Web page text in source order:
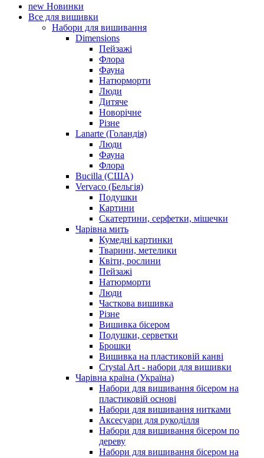
new Новинки
Все для вишивки
Набори для вишивання
Dimensions
Пейзажі
Флора
Фауна
Натюрморти
Люди
Дитяче
Новорічне
Різне
Lanarte (Голандія)
Люди
Фауна
Флора
Bucilla (США)
Vervaco (Бельгія)
Подушки
Картини
Скатертини, серфетки, мішечки
Чарiвна мить
Кумедні картинки
Тварини, метелики
Квіти, рослини
Пейзажі
Натюрморти
Люди
Часткова вишивка
Різне
Вишивка бісером
Подушки, серветки
Брошки
Вишивка на пластиковій канві
Crystal Art - набори для вишивки
Чарівна країна (Україна)
Набори для вишивання бісером на
пластиковій основі
Набори для вишивання нитками
Аксесуари для рукоділля
Набори для вишивання бісером по
дереву
Набори для вишивання бісером на